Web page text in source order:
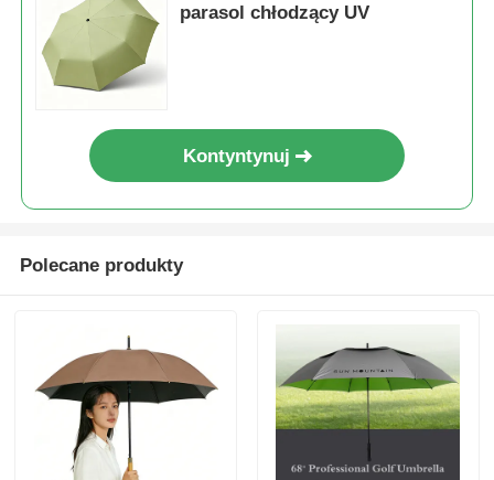
parasol chłodzący UV
Kontyntynuj
Polecane produkty